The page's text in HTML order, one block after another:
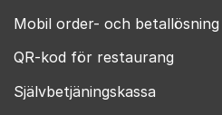
Mobil order- och betallösning
QR-kod för restaurang
Självbetjäningskassa